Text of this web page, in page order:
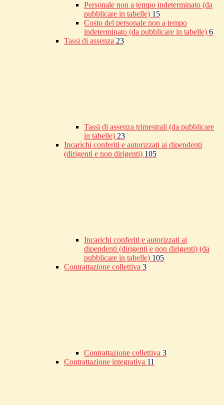
Personale non a tempo indeterminato (da
pubblicare in tabelle) 15
Costo del personale non a tempo
indeterminato (da pubblicare in tabelle) 6
Tassi di assenza 23
Tassi di assenza trimestrali (da pubblicare
in tabelle) 23
Incarichi conferiti e autorizzati ai dipendenti
(dirigenti e non dirigenti) 105
Incarichi conferiti e autorizzati ai
dipendenti (dirigenti e non dirigenti) (da
pubblicare in tabelle) 105
Contrattazione collettiva 3
Contrattazione collettiva 3
Contrattazione integrativa 11